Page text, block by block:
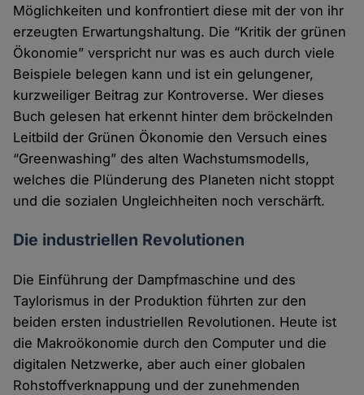
Möglichkeiten und konfrontiert diese mit der von ihr
erzeugten Erwartungshaltung. Die “Kritik der grünen
Ökonomie” verspricht nur was es auch durch viele
Beispiele belegen kann und ist ein gelungener,
kurzweiliger Beitrag zur Kontroverse. Wer dieses
Buch gelesen hat erkennt hinter dem bröckelnden
Leitbild der Grünen Ökonomie den Versuch eines
“Greenwashing” des alten Wachstumsmodells,
welches die Plünderung des Planeten nicht stoppt
und die sozialen Ungleichheiten noch verschärft.
Die industriellen Revolutionen
Die Einführung der Dampfmaschine und des
Taylorismus in der Produktion führten zur den
beiden ersten industriellen Revolutionen. Heute ist
die Makroökonomie durch den Computer und die
digitalen Netzwerke, aber auch einer globalen
Rohstoffverknappung und der zunehmenden